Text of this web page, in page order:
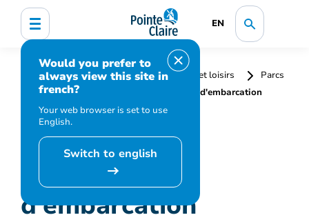
EN
Would you prefer to
always view this site in
french?
Your web browser is set to use
English.
Switch to english
Accueil Bibliothèque, culture, sports et loisirs
Parcs
et installations extérieures
Location d'embarcation
Location
d'embarcation